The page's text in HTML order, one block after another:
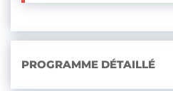
PROGRAMME DÉTAILLÉ